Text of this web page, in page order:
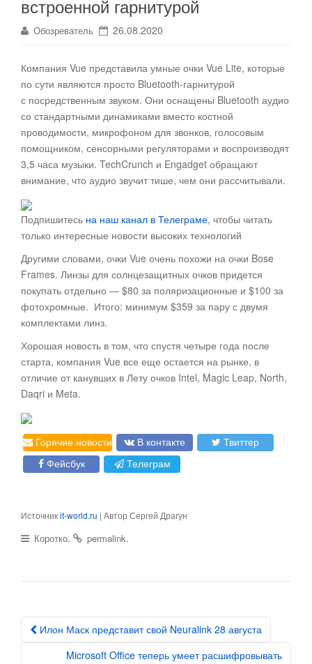
встроенной гарнитурой
Обозреватель 26.08.2020
Компания Vue представила умные очки Vue Lite, которые
по сути являются просто Bluetooth-гарнитурой
с посредственным звуком. Они оснащены Bluetooth аудио
со стандартными динамиками вместо костной
проводимости, микрофоном для звонков, голосовым
помощником, сенсорными регуляторами и воспроизводят
3,5 часа музыки. TechCrunch и Engadget обращают
внимание, что аудио звучит тише, чем они рассчитывали.
Подпишитесь на наш канал в Телеграме, чтобы читать
только интересные новости высоких технологий
Другими словами, очки Vue очень похожи на очки Bose
Frames. Линзы для солнцезащитных очков придется
покупать отдельно — $80 за поляризационные и $100 за
фотохромные. Итого: минимум $359 за пару с двумя
комплектами линз.
Хорошая новость в том, что спустя четыре года после
старта, компания Vue все еще остается на рынке, в
отличие от канувших в Лету очков Intel, Magic Leap, North,
Daqri и Meta.
Горячие новости В контакте
Твиттер
Фейсбук
Телеграм
Источникit-world.ru | Автор Сергей Драгун
Коротко. permalink.
Post navigation
Илон Маск представит свой Neuralink 28 августа
Microsoft Office теперь умеет расшифровывать